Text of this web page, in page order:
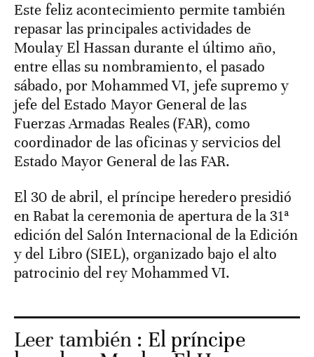
Este feliz acontecimiento permite también
repasar las principales actividades de
Moulay El Hassan durante el último año,
entre ellas su nombramiento, el pasado
sábado, por Mohammed VI, jefe supremo y
jefe del Estado Mayor General de las
Fuerzas Armadas Reales (FAR), como
coordinador de las oficinas y servicios del
Estado Mayor General de las FAR.
El 30 de abril, el príncipe heredero presidió
en Rabat la ceremonia de apertura de la 31ª
edición del Salón Internacional de la Edición
y del Libro (SIEL), organizado bajo el alto
patrocinio del rey Mohammed VI.
Leer también : El príncipe